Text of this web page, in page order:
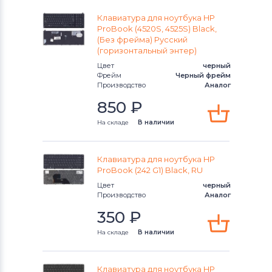
Pavilion 14-bk Series
Pavilion 14-e Series
Pavilion 14t-ba Series
Pavilion 15-ab Series
Pavilion 15-b Series
Pavilion 15-bc Series
Pavilion 15-CX Series
Pavilion 15-da Series
Pavilion 15-db Series
Клавиатура для ноутбука HP
ProBook (4520S, 4525S) Black,
(Без фрейма) Русский
(горизонтальный энтер)
Цвет
черный
Фрейм
Черный фрейм
Производство
Аналог
850 ₽
На складе В наличии
Клавиатура для ноутбука HP
ProBook (242 G1) Black, RU
Цвет
черный
Производство
Аналог
350 ₽
На складе В наличии
Клавиатура для ноутбука HP